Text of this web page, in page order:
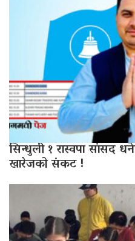
सिन्धुली १ रास्वपा सांसद
खारेजको संकट !